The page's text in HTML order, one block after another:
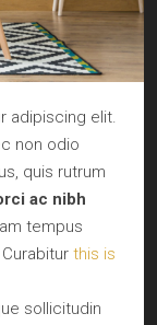
adipiscing elit.
non odio
quis rutrum
ac nibh
tempus
this is
sollicitudin